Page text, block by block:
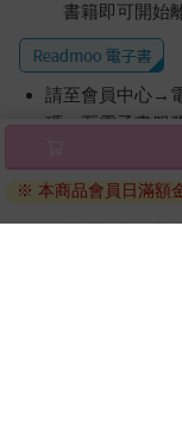
書籍即可開始
請至會員中心→
碼』至電子書服
因版權保護，您
的閱讀軟體開啟